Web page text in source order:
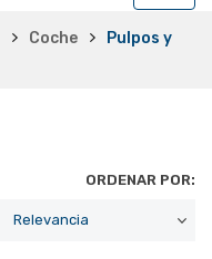
Coche
Pulpos y
ORDENAR POR: